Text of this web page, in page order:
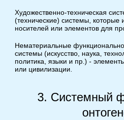
Художественно-техническая
(технические) системы, которые
носителей или элементов для
Нематериальные
системы (искусство, наука,
политика, языки и пр.) -
или цивилизации.
3. Системный